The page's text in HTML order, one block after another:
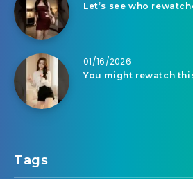
Let’s see who
01/16/2026
You might rewatch
Tags